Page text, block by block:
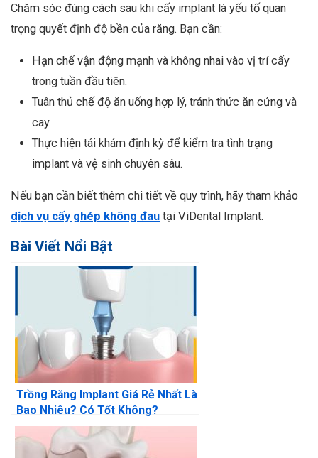
Chăm sóc đúng cách sau khi cấy implant là yếu tố quan
trọng quyết định độ bền của răng. Bạn cần:
Hạn chế vận động mạnh và không nhai vào vị trí cấy
trong tuần đầu tiên.
Tuân thủ chế độ ăn uống hợp lý, tránh thức ăn cứng và
cay.
Thực hiện tái khám định kỳ để kiểm tra tình trạng
implant và vệ sinh chuyên sâu.
Nếu bạn cần biết thêm chi tiết về quy trình, hãy tham khảo
dịch vụ cấy ghép không đau tại ViDental Implant.
Bài Viết Nổi Bật
Trồng Răng Implant Giá Rẻ Nhất Là
Bao Nhiêu? Có Tốt Không?